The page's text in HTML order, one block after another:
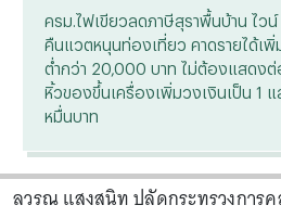
ครม.ไฟเขียวลดภาษีสุราพื้นบ้าน ไว
คืนแวตหนุนท่องเที่ยว คาดรายได้เพิ่
ต่ำกว่า 20,000 บาท ไม่ต้องแสดงต่
หิ้วของขึ้นเครื่องเพิ่มวงเงินเป็น 1 แ
หมื่นบาท
ลวรณ แสงสนิท ปลัดกระทรวงการค